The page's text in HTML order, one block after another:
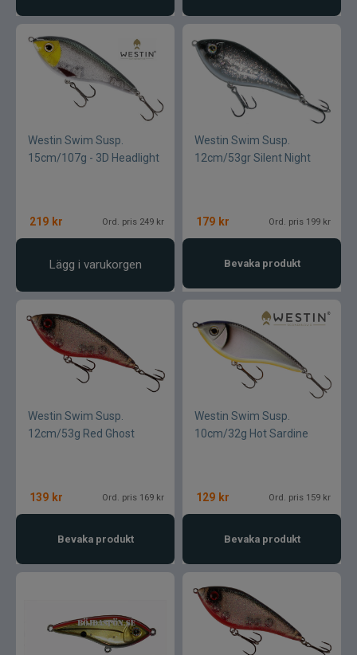
Westin Swim Susp.
15cm/107g - 3D Headlight
219 kr Ord. pris 249 kr
Lägg i varukorgen
Westin Swim Susp.
12cm/53gr Silent Night
179 kr Ord. pris 199 kr
Bevaka produkt
Westin Swim Susp.
12cm/53g Red Ghost
139 kr Ord. pris 169 kr
Bevaka produkt
Westin Swim Susp.
10cm/32g Hot Sardine
129 kr Ord. pris 159 kr
Bevaka produkt